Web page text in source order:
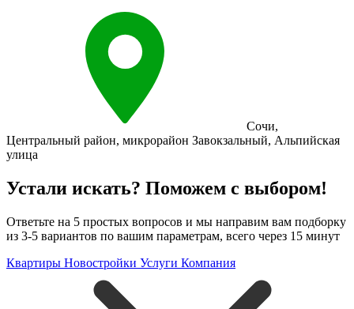
Сочи,
Центральный район, микрорайон Завокзальный, Альпийская
улица
Устали искать? Поможем с выбором!
Ответьте на 5 простых вопросов и мы направим вам подборку
из 3-5 вариантов по вашим параметрам, всего через 15 минут
Квартиры Новостройки Услуги Компания